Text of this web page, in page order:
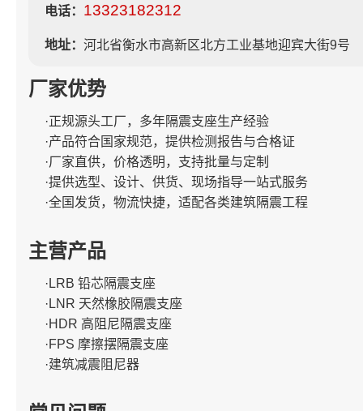
电话： 13323182312
地址： 河北省衡水市高新区北方工业基地迎宾大街9号
厂家优势
·正规源头工厂，多年隔震支座生产经验
·产品符合国家规范，提供检测报告与合格证
·厂家直供，价格透明，支持批量与定制
·提供选型、设计、供货、现场指导一站式服务
·全国发货，物流快捷，适配各类建筑隔震工程
主营产品
·LRB 铅芯隔震支座
·LNR 天然橡胶隔震支座
·HDR 高阻尼隔震支座
·FPS 摩擦摆隔震支座
·建筑减震阻尼器